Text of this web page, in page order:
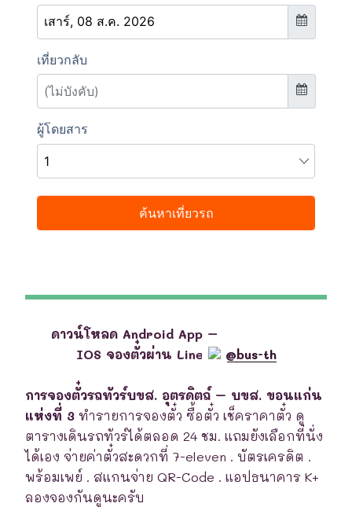
ดาวน์โหลด Android App –
IOS จองตั๋วผ่าน Line
@bus-th
การจองตั๋วรถทัวร์บขส. อุตรดิตถ์ – บขส. ขอนแก่น
แห่งที่ 3 ทำรายการจองตั๋ว ซื้อตั๋ว เช็คราคาตั๋ว ดู
ตารางเดินรถทัวร์ได้ตลอด 24 ชม. แถมยังเลือกที่นั่ง
ได้เอง จ่ายค่าตั๋วสะดวกที่ 7-eleven . บัตรเครดิต .
พร้อมเพย์ . สแกนจ่าย QR-Code . แอปธนาคาร K+
ลองจองกันดูนะครับ